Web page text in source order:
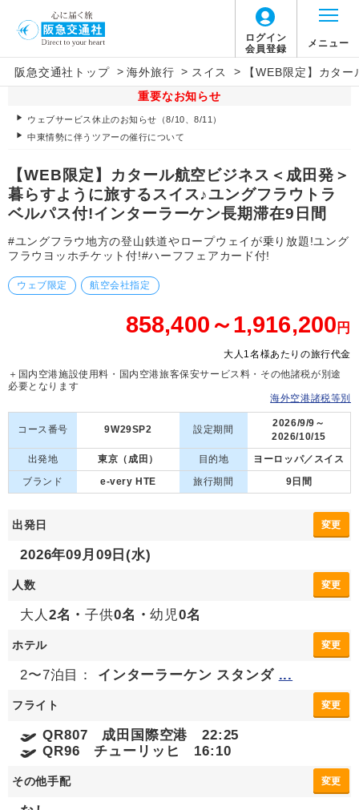
ログイン
会員登録
メニュー
阪急交通社トップ > 海外旅行 > スイス >
【WEB限定】カタ
重要なお知らせ
ウェブサービス休止のお知らせ（8/10、8/11）
中東情勢に伴うツアーの催行について
【WEB限定】カタール航空ビジネス＜成田発＞
暮らすように旅するスイス♪ユングフラウトラ
ベルパス付!インターラーケン長期滞在9日間
#ユングフラウ地方の登山鉄道やロープウェイが乗り放題!ユング
フラウヨッホチケット付!#ハーフフェアカード付!
ウェブ限定 航空会社指定
858,400～1,916,200 円
大人1名様あたりの旅行代金
＋国内空港施設使用料・国内空港旅客保安サービス料・その他諸税が別途
必要となります
海外空港諸税等別
コース番号 9W29SP2 設定期間
2026/9/9～
2026/10/15
出発地
東京（成田） 目的地
ヨーロッパ／スイス
ブランド
e-very HTE 旅行期間 9日間
出発日 変更
2026年09月09日(水)
人数 変更
大人 2名・子供0名・幼児0名
ホテル 変更
2〜7泊目： インターラーケン スタンダ ...
フライト 変更
QR807 成田国際空港 22:25
QR96 チューリッヒ 16:10
その他手配 変更